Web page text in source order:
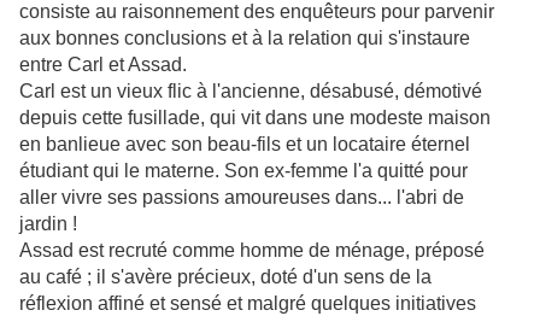
consiste au raisonnement des enquêteurs pour parvenir
aux bonnes conclusions et à la relation qui s'instaure
entre Carl et Assad.
Carl est un vieux flic à l'ancienne, désabusé, démotivé
depuis cette fusillade, qui vit dans une modeste maison
en banlieue avec son beau-fils et un locataire éternel
étudiant qui le materne. Son ex-femme l'a quitté pour
aller vivre ses passions amoureuses dans... l'abri de
jardin !
Assad est recruté comme homme de ménage, préposé
au café ; il s'avère précieux, doté d'un sens de la
réflexion affiné et sensé et malgré quelques initiatives